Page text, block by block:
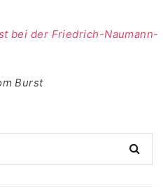
bei der Friedrich-Naumann-
Burst